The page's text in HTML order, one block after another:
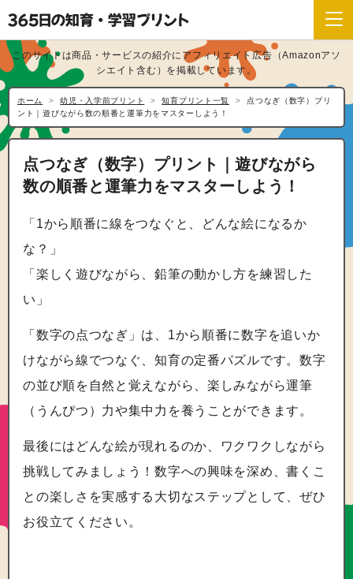
このサイトは商品・サービスの紹介にアフィリエイト広告（Amazonアソ
シエイト含む）を掲載しています。
ホーム 幼児・入学前プリント 知育プリント一覧
点つなぎ（数字）プリ
ント｜遊びながら数の順番と運筆力をマスターしよう！
点つなぎ（数字）プリント｜遊びながら
数の順番と運筆力をマスターしよう！
「1から順番に線をつなぐと、どんな絵になるか
な？」
「楽しく遊びながら、鉛筆の動かし方を練習した
い」
「数字の点つなぎ」は、1から順番に数字を追いか
けながら線でつなぐ、知育の定番パズルです。数字
の並び順を自然と覚えながら、楽しみながら運筆
（うんぴつ）力や集中力を養うことができます。
最後にはどんな絵が現れるのか、ワクワクしながら
挑戦してみましょう！数字への興味を深め、書くこ
との楽しさを実感する大切なステップとして、ぜひ
お役立てください。